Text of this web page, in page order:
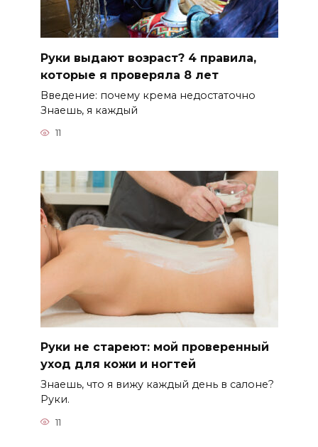
Руки выдают возраст? 4 правила,
которые я проверяла 8 лет
Введение: почему крема недостаточно
Знаешь, я каждый
11
Руки не стареют: мой проверенный
уход для кожи и ногтей
Знаешь, что я вижу каждый день в салоне?
Руки.
11